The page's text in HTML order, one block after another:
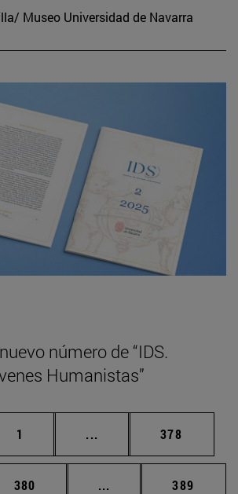
Museo Universidad de Navarra
número de “IDS.
Humanistas”
Página
1 ... Páginas intermedias
Página
378
Página
380 ... Páginas intermedias
Página
389